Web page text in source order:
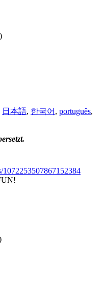
日本語, 한국어 , português,
1072253507867152384